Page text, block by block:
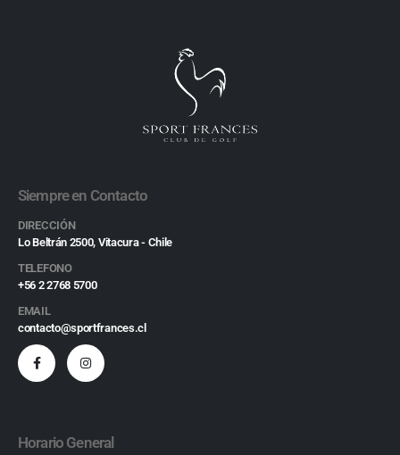
Siempre en Contacto
DIRECCIÓN
Lo Beltrán 2500, Vitacura - Chile
TELEFONO
+56 2 2768 5700
EMAIL
contacto@sportfrances.cl
Horario General